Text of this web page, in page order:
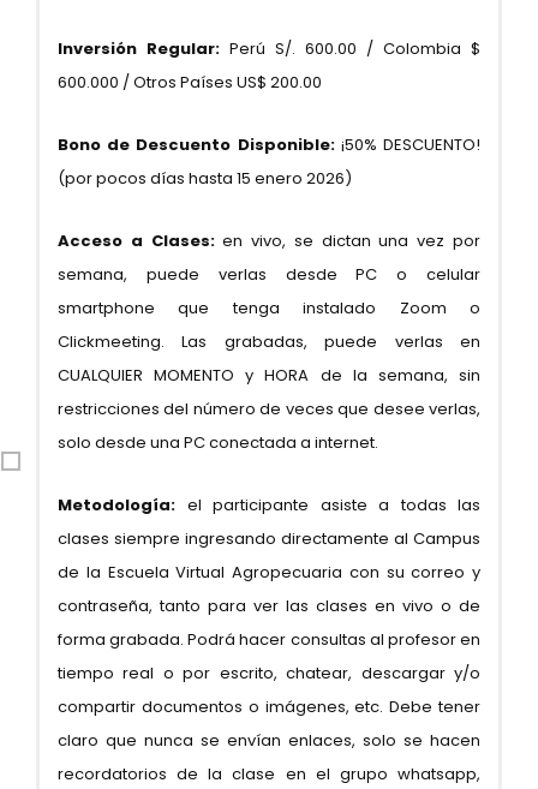
Inversión Regular: Perú S/. 600.00 / Colombia $
600.000 / Otros Países US$ 200.00
Bono de Descuento Disponible:¡50% DESCUENTO!
(por pocos días hasta 15 enero 2026)
Acceso a Clases:en vivo, se dictan una vez por
semana, puede verlas desde PC o celular
smartphone que tenga instalado Zoom o
Clickmeeting. Las grabadas, puede verlas en
CUALQUIER MOMENTO y HORA de la semana, sin
restricciones del número de veces que desee verlas,
solo desde una PC conectada a internet.
Metodología: el participante asiste a todas las
clases siempre ingresando directamente al Campus
de la Escuela Virtual Agropecuaria con su correo y
contraseña, tanto para ver las clases en vivo o de
forma grabada. Podrá hacer consultas al profesor en
tiempo real o por escrito, chatear, descargar y/o
compartir documentos o imágenes, etc. Debe tener
claro que nunca se envían enlaces, solo se hacen
recordatorios de la clase en el grupo whatsapp,